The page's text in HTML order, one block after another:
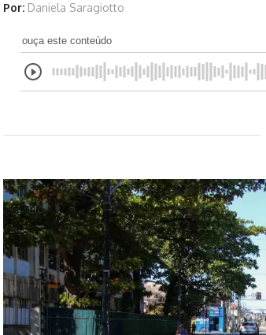
Por: Daniela Saragiotto
ouça este conteúdo